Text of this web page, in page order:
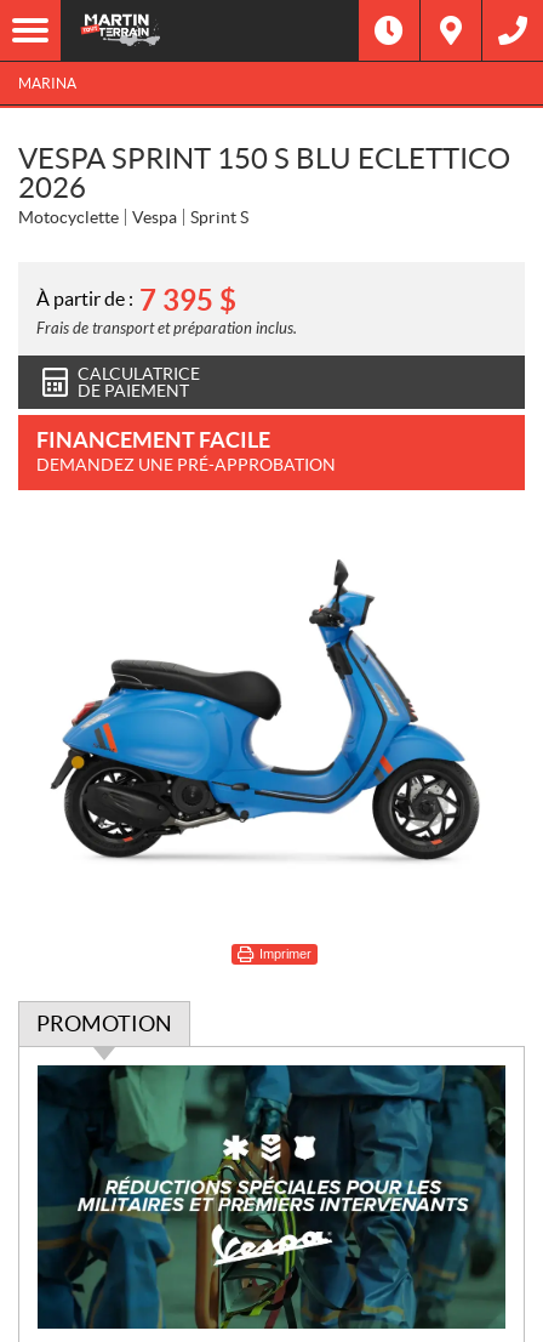
MARINA
VESPA SPRINT 150 S BLU ECLETTICO
2026
Motocyclette Vespa Sprint S
À partir de : 7 395 $
Frais de transport et préparation inclus.
CALCULATRICE
DE PAIEMENT
FINANCEMENT FACILE
DEMANDEZ UNE PRÉ-APPROBATION
Imprimer
PROMOTION
P
r
t
i
n